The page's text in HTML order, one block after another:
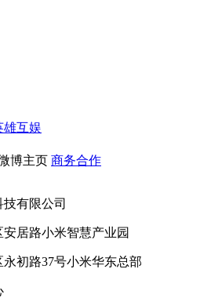
雄互娱
博主页 商务合作
有限公司
居路小米智慧产业园
初路37号小米华东总部